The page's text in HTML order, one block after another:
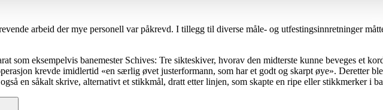
arbeid der mye personell var påkrevd. I tillegg til diverse måle- og utfestingsinnretninger
som eksempelvis banemester Schives: Tre sikteskiver, hvorav den midterste kunne beveges et
krevde imidlertid «en særlig øvet justerformann, som har et godt og skarpt øye». Deretter
en såkalt skrive, alternativt et stikkmål, dratt etter linjen, som skapte en ripe eller stikkmerker i